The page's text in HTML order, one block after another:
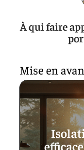
À qui faire
Mise en